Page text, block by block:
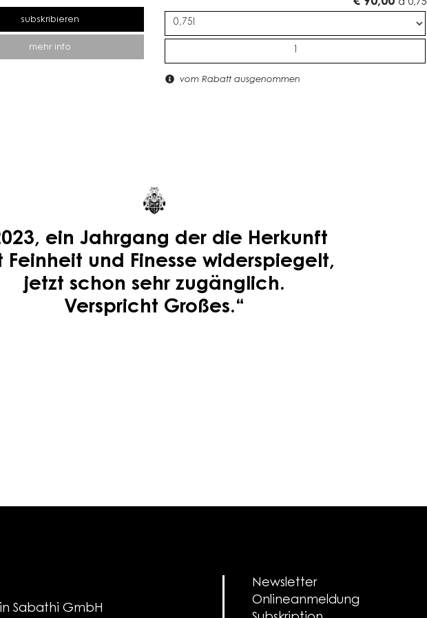
subskribieren
mehr info
á 0,75l
vom Rabatt ausgenommen
ein Jahrgang der die Herkunft
Feinheit und Finesse widerspiegelt,
jetzt schon sehr zugänglich.
Verspricht Großes.“
Sabathi GmbH
Newsletter
Onlineanmeldung